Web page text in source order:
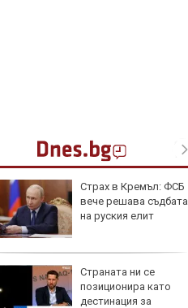
Страх в Кремъл: ФСБ
вече решава съдбата
на руския елит
Страната ни се
позиционира като
дестинация за